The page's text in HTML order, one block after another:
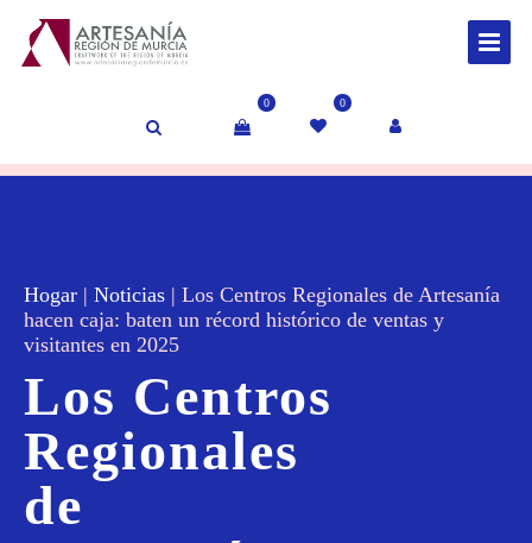
0 0
Hogar | Noticias | Los Centros Regionales de Artesanía
hacen caja: baten un récord histórico de ventas y
visitantes en 2025
Los Centros
Regionales
de